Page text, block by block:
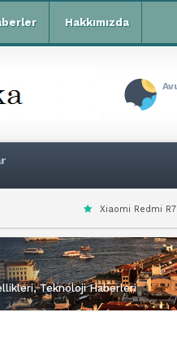
Hakkımızda
Xiaomi Redmi R70m Teknik
Teknoloji Haberleri